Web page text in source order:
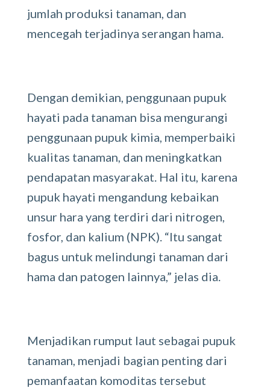
jumlah produksi tanaman, dan
mencegah terjadinya serangan hama.
Dengan demikian, penggunaan pupuk
hayati pada tanaman bisa mengurangi
penggunaan pupuk kimia, memperbaiki
kualitas tanaman, dan meningkatkan
pendapatan masyarakat. Hal itu, karena
pupuk hayati mengandung kebaikan
unsur hara yang terdiri dari nitrogen,
fosfor, dan kalium (NPK). “Itu sangat
bagus untuk melindungi tanaman dari
hama dan patogen lainnya,” jelas dia.
Menjadikan rumput laut sebagai pupuk
tanaman, menjadi bagian penting dari
pemanfaatan komoditas tersebut